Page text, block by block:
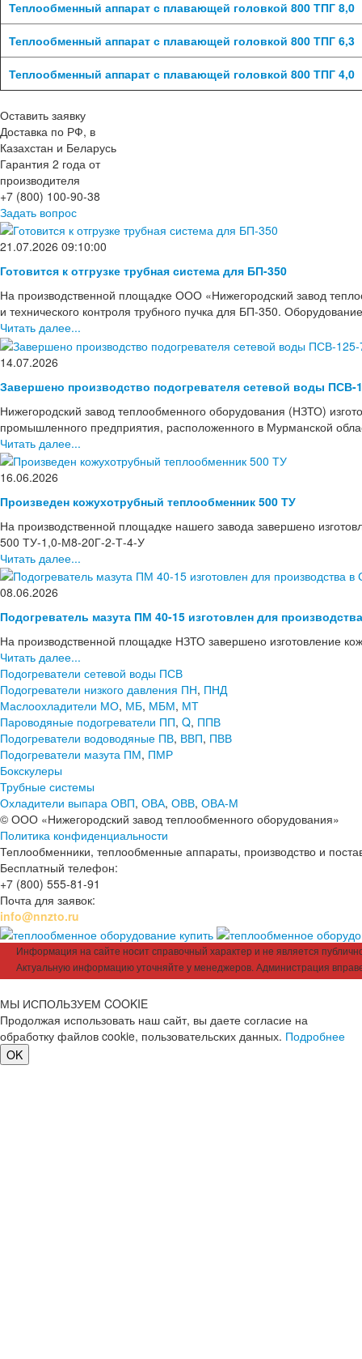
Теплообменный аппарат с плавающей головкой 800 ТПГ 8,0
Теплообменный аппарат с плавающей головкой 800 ТПГ 6,3
Теплообменный аппарат с плавающей головкой 800 ТПГ 4,0
Оставить заявку
Доставка по РФ, в
Казахстан и Беларусь
Гарантия 2 года от
производителя
+7 (800) 100-90-38
Задать вопрос
21.07.2026 09:10:00
Готовится к отгрузке трубная система для БП-350
На производственной площадке ООО «Нижегородский завод
и технического контроля трубного пучка для БП-350.
Читать далее...
14.07.2026
Завершено производство подогревателя сетевой воды ПСВ-
Нижегородский завод теплообменного оборудования (НЗТО)
промышленного предприятия, расположенного в Мурманской
Читать далее...
16.06.2026
Произведен кожухотрубный теплообменник 500 ТУ
На производственной площадке нашего завода завершено
500 ТУ-1,0-М8-20Г-2-Т-4-У
Читать далее...
08.06.2026
Подогреватель мазута ПМ 40-15 изготовлен для
На производственной площадке НЗТО завершено изготовление
Читать далее...
Подогреватели сетевой воды ПСВ
Подогреватели низкого давления ПН, ПНД
Маслоохладители МО, МБ, МБМ, МТ
Пароводяные подогреватели ПП, Q, ППВ
Подогреватели водоводяные ПВ, ВВП, ПВВ
Подогреватели мазута ПМ, ПМР
Бокскулеры
Трубные системы
Охладители выпара ОВП, ОВА, ОВВ, ОВА-М
© ООО «Нижегородский завод теплообменного оборудования»
Политика конфиденциальности
Теплообменники, теплообменные аппараты, производство и
Бесплатный телефон:
+7 (800) 555-81-91
Почта для заявок:
info@nnzto.ru
Информация на сайте носит справочный характер и не является
Актуальную информацию уточняйте у менеджеров. Администрация
МЫ ИСПОЛЬЗУЕМ COOKIE
Продолжая использовать наш сайт, вы даете согласие на
обработку файлов cookie, пользовательских данных. Подробнее
OK